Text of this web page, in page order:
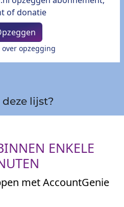
opzegging
lijst?
ENKELE
met AccountGenie